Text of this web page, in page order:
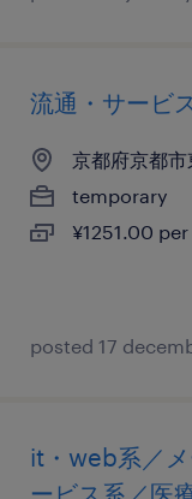
流通・サービ
京都府京都
temporary
¥1251.00
posted 17
it・web系／
ービス系／医